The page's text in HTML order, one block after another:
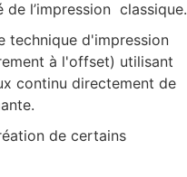
l’impression classique.
technique d'impression
à l'offset) utilisant
continu directement de
de certains